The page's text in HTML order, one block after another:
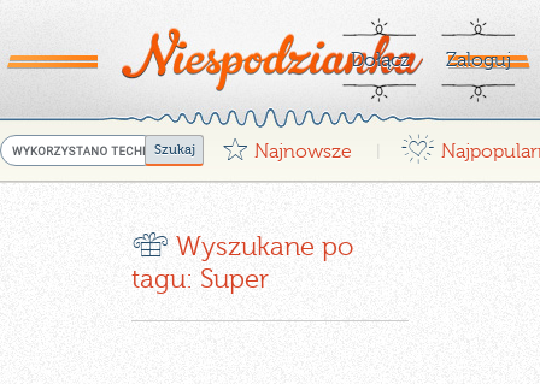
Dołącz Zaloguj
G Najnowsze ¤
r Wyszukane po
tagu: Super